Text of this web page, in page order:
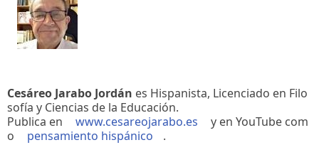
Cesáreo Jarabo Jordán es Hispanista, Licenciado en Filo
sofía y Ciencias de la Educación.
Publica en
www.cesareojarabo.es
y en YouTube com
o
pensamiento hispánico .